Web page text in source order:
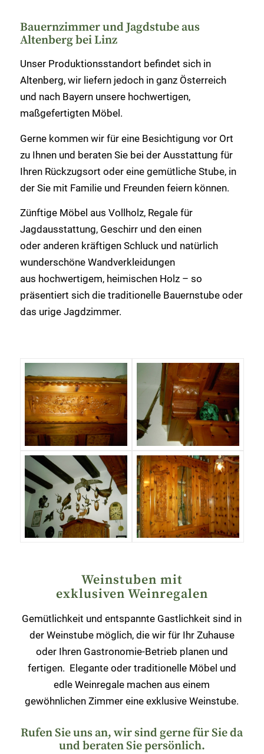
Bauernzimmer und Jagdstube aus
Altenberg bei Linz
Unser Produktionsstandort befindet sich in
Altenberg, wir liefern jedoch in ganz Österreich
und nach Bayern unsere hochwertigen,
maßgefertigten Möbel.
Gerne kommen wir für eine Besichtigung vor Ort
zu Ihnen und beraten Sie bei der Ausstattung für
Ihren Rückzugsort oder eine gemütliche Stube, in
der Sie mit Familie und Freunden feiern können.
Zünftige Möbel aus Vollholz, Regale für
Jagdausstattung, Geschirr und den einen
oder anderen kräftigen Schluck und natürlich
wunderschöne Wandverkleidungen
aus hochwertigem, heimischen Holz – so
präsentiert sich die traditionelle Bauernstube oder
das urige Jagdzimmer.
Weinstuben mit
exklusiven Weinregalen
Gemütlichkeit und entspannte Gastlichkeit sind in
der Weinstube möglich, die wir für Ihr Zuhause
oder Ihren Gastronomie-Betrieb planen und
fertigen. Elegante oder traditionelle Möbel und
edle Weinregale machen aus einem
gewöhnlichen Zimmer eine exklusive Weinstube.
Rufen Sie uns an, wir sind gerne für Sie da
und beraten Sie persönlich.